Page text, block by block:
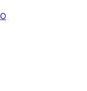
О